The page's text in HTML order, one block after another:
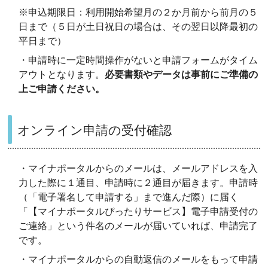
※申込期限日：利用開始希望月の２か月前から前月の５
日まで（５日が土日祝日の場合は、その翌日以降最初の
平日まで）
・申請時に一定時間操作がないと申請フォームがタイム
アウトとなります。 必要書類やデータは事前にご準備の
上ご申請ください。
オンライン申請の受付確認
・マイナポータルからのメールは、メールアドレスを入
力した際に１通目、申請時に２通目が届きます。申請時
（「電子署名して申請する」まで進んだ際）に届く
「【マイナポータルぴったりサービス】電子申請受付の
ご連絡」という件名のメールが届いていれば、申請完了
です。
・マイナポータルからの自動返信のメールをもって申請